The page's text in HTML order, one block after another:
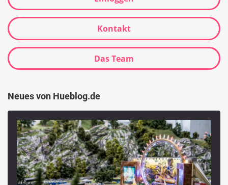
Kontakt
Das Team
Neues von Hueblog.de